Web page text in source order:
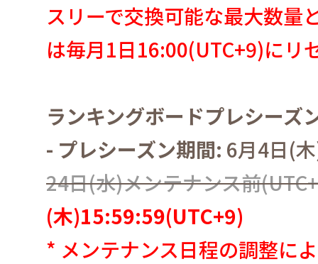
スリーで交換可能な最大数量
は毎月1日16:00(UTC+9)にリ
ランキングボードプレシーズ
- プレシーズン期間: 6月4日(木
24日(水)メンテナンス前
(木)15:59:59(UTC+9)
* メンテナンス日程の調整に